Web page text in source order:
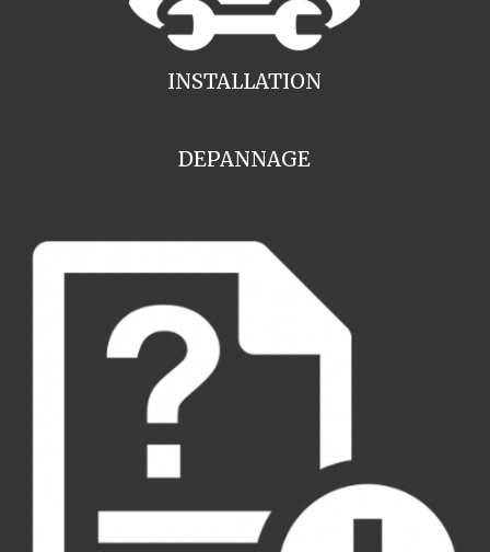
INSTALLATION
DEPANNAGE